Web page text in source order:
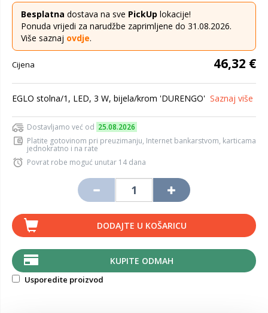
Besplatna dostava na sve PickUp lokacije!
Ponuda vrijedi za narudžbe zaprimljene do 31.08.2026.
Više saznaj ovdje.
Cijena 46,32 €
EGLO stolna/1, LED, 3 W, bijela/krom 'DURENGO' Saznaj više
Dostavljamo već od 25.08.2026
Platite gotovinom pri preuzimanju, Internet bankarstvom, karticama
jednokratno i na rate
Povrat robe moguć unutar 14 dana
DODAJTE U KOŠARICU
KUPITE ODMAH
Usporedite proizvod